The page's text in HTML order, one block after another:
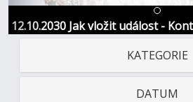
12.10.2030 Jak vložit událost -
Jihlavy
KATEGORIE
DATUM